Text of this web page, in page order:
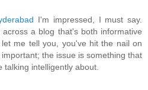
I'm impressed, I must say.
a blog that's both informative
me tell you, you've hit the nail on
the issue is something that
intelligently about.